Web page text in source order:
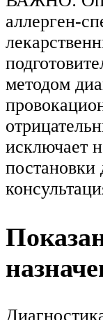
аллерген-
методом
исключает
постановки